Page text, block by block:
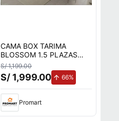
CAMA BOX TARIMA
BLOSSOM 1.5 PLAZAS
BEIGE
S/ 1,199.00
S/ 1,999.00 66%
Promart